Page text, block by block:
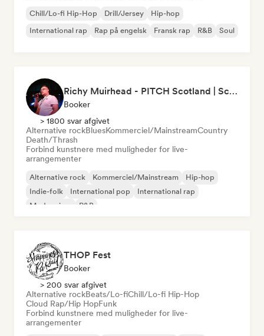
Chill/Lo-fi Hip-Hop Drill/Jersey
Hip-hop
International rap
Rap på engelsk Fransk rap R&B Soul
Richy Muirhead - PITCH Scotland | Scottish Alternative Music Awards (SAMA)
Booker
> 1800 svar afgivet
Alternative rockBluesKommerciel/MainstreamCountry
Death/Thrash
Forbind kunstnere med muligheder for live-
arrangementer
Alternative rock Kommerciel/Mainstream
Hip-hop
Indie-folk
International pop
International rap
Modern jazz
R&B
THOP Fest
Booker
> 200 svar afgivet
Alternative rockBeats/Lo-fiChill/Lo-fi Hip-Hop
Cloud Rap/Hip HopFunk
Forbind kunstnere med muligheder for live-
arrangementer